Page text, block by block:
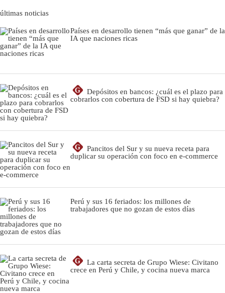
últimas noticias
Países en desarrollo tienen “más que ganar” de la
IA que naciones ricas
G
Depósitos en bancos: ¿cuál es el plazo para
cobrarlos con cobertura de FSD si hay quiebra?
G
Pancitos del Sur y su nueva receta para
duplicar su operación con foco en e-commerce
Perú y sus 16 feriados: los millones de
trabajadores que no gozan de estos días
G
La carta secreta de Grupo Wiese: Civitano
crece en Perú y Chile, y cocina nueva marca